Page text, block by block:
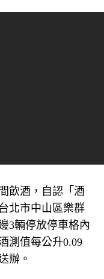
飲酒，自認「酒
北市中山區樂群
3輛停放停車格內
測值每公升0.09
辦。